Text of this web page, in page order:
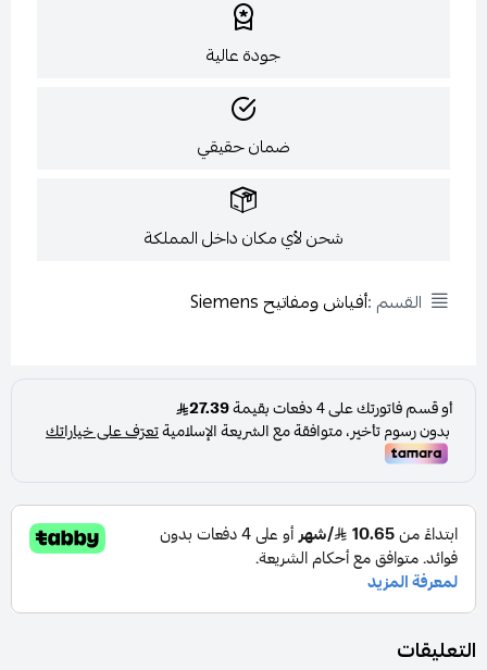
جودة عالية
ضمان حقيقي
شحن لأي مكان داخل المملكة
القسم :أفياش ومفاتيح Siemens
التعليقات